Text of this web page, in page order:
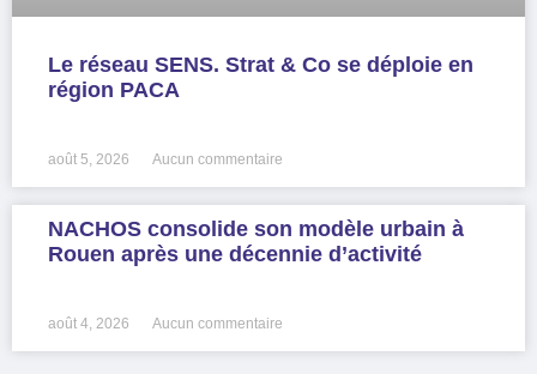
Le réseau SENS. Strat & Co se déploie en
région PACA
août 5, 2026 Aucun commentaire
NACHOS consolide son modèle urbain à
Rouen après une décennie d’activité
août 4, 2026 Aucun commentaire